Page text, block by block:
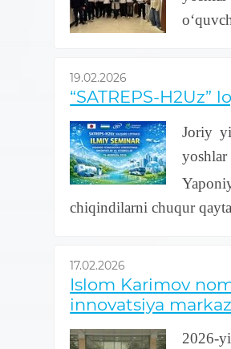
19.02.2026
“SATREPS-
Joriy
chiqindilarni chuqur
17.02.2026
Islom Karimov
innovatsiya
2026-